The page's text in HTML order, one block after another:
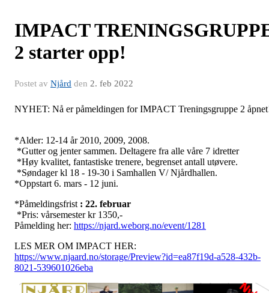
IMPACT
2 starter opp!
Postet av Njård den 2. feb 2022
NYHET: Nå er påmeldingen for IMPACT Treningsgruppe 2
*Alder: 12-14 år 2010, 2009, 2008.
*Gutter og jenter sammen. Deltagere fra alle våre 7 idretter
*Høy kvalitet, fantastiske trenere, begrenset antall utøvere.
*Søndager kl 18 - 19-30 i Samhallen V/ Njårdhallen.
*Oppstart 6. mars - 12 juni.
*Påmeldingsfrist : 22. februar
*Pris: vårsemester kr 1350,-
Påmelding her: https://njard.weborg.no/event/1281
LES MER OM IMPACT HER:
https://www.njaard.no/storage/Preview?id=ea87f19d-a528-432b-
8021-539601026eba